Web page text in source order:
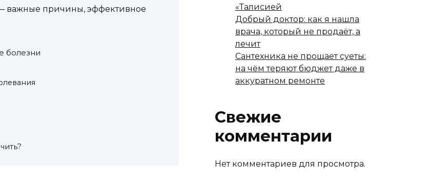
важные причины, эффективное
болезни
«Талисией
Добрый доктор: как я нашла
врача, который не продаёт, а
лечит
Сантехника не прощает суеты:
на чём теряют бюджет даже в
аккуратном ремонте
Свежие
комментарии
Нет комментариев для просмотра.